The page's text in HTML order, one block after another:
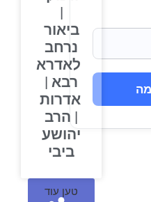
ביאור
נרחב
לאדרא
רבא |
אדרות
| הרב
יהושע
ביבי
טען עוד